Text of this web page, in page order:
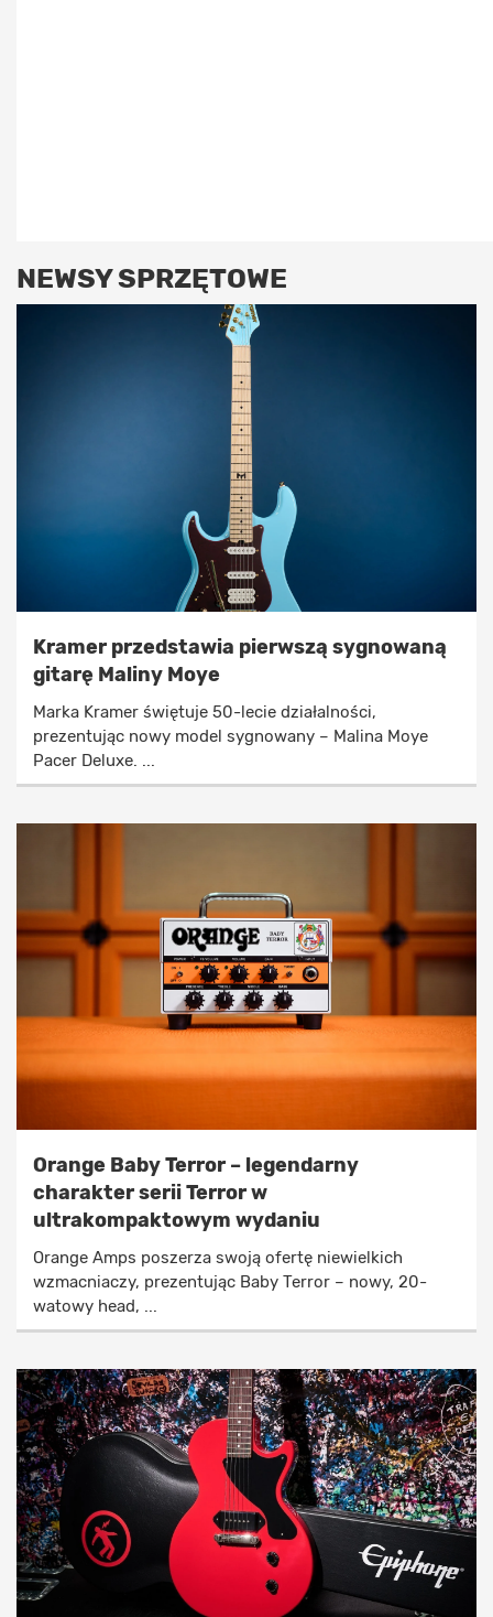
NEWSY SPRZĘTOWE
Kramer przedstawia pierwszą sygnowaną
gitarę Maliny Moye
Marka Kramer świętuje 50-lecie działalności,
prezentując nowy model sygnowany – Malina Moye
Pacer Deluxe. ...
Orange Baby Terror – legendarny
charakter serii Terror w
ultrakompaktowym wydaniu
Orange Amps poszerza swoją ofertę niewielkich
wzmacniaczy, prezentując Baby Terror – nowy, 20-
watowy head, ...